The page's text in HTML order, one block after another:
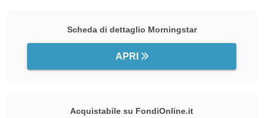
Scheda di dettaglio Morningstar
APRI
Acquistabile su FondiOnline.it